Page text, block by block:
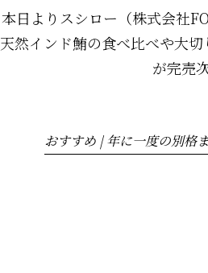
本日よりスシロー（株式会社
天然インド鮪の食べ比べや大
が完売
おすすめ | 年に一度の別